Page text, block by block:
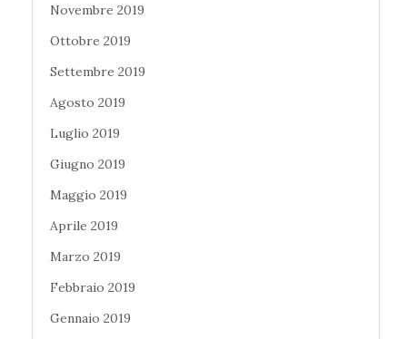
Novembre 2019
Ottobre 2019
Settembre 2019
Agosto 2019
Luglio 2019
Giugno 2019
Maggio 2019
Aprile 2019
Marzo 2019
Febbraio 2019
Gennaio 2019